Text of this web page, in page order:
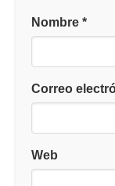
Nombre *
Correo
Web